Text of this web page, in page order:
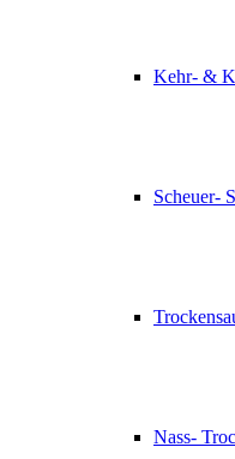
Kehr- &
Scheuer-
Nass-